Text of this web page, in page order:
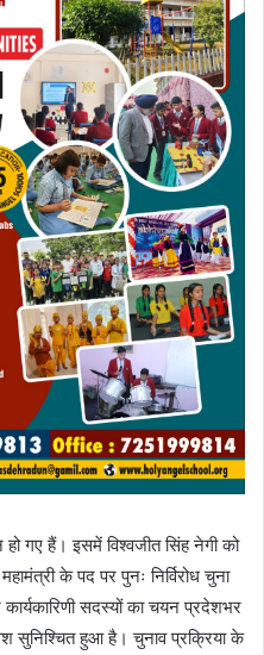
गए हैं। इसमें विश्वजीत सिंह नेगी को
के पद पर पुनः निर्विरोध चुना
सदस्यों का चयन प्रदेशभर
सुनिश्चित हुआ है। चुनाव प्रक्रिया के